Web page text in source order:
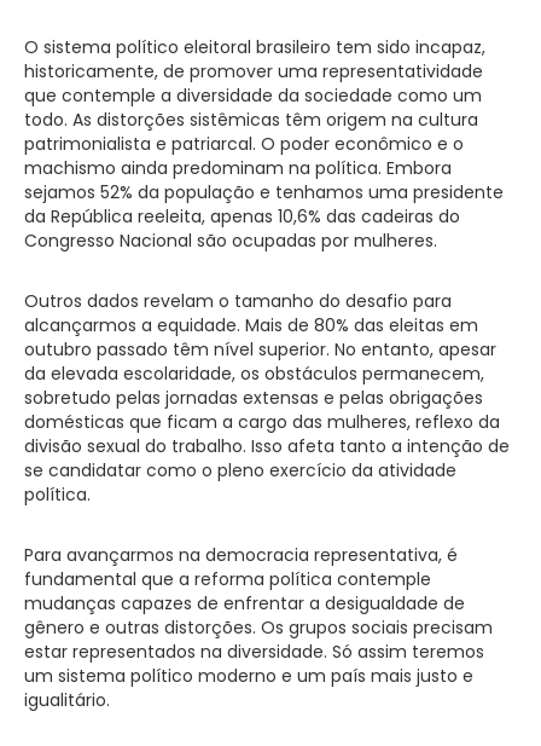
O sistema político eleitoral brasileiro tem sido incapaz,
historicamente, de promover uma representatividade
que contemple a diversidade da sociedade como um
todo. As distorções sistêmicas têm origem na cultura
patrimonialista e patriarcal. O poder econômico e o
machismo ainda predominam na política. Embora
sejamos 52% da população e tenhamos uma presidente
da República reeleita, apenas 10,6% das cadeiras do
Congresso Nacional são ocupadas por mulheres.
Outros dados revelam o tamanho do desafio para
alcançarmos a equidade. Mais de 80% das eleitas em
outubro passado têm nível superior. No entanto, apesar
da elevada escolaridade, os obstáculos permanecem,
sobretudo pelas jornadas extensas e pelas obrigações
domésticas que ficam a cargo das mulheres, reflexo da
divisão sexual do trabalho. Isso afeta tanto a intenção de
se candidatar como o pleno exercício da atividade
política.
Para avançarmos na democracia representativa, é
fundamental que a reforma política contemple
mudanças capazes de enfrentar a desigualdade de
gênero e outras distorções. Os grupos sociais precisam
estar representados na diversidade. Só assim teremos
um sistema político moderno e um país mais justo e
igualitário.